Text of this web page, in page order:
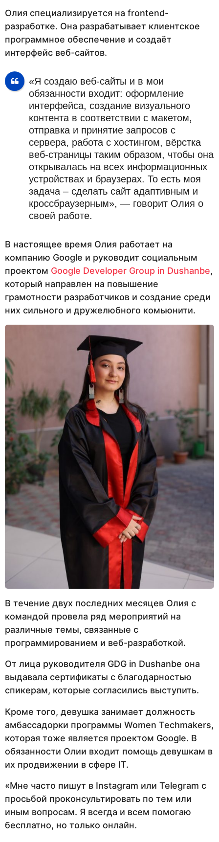
Олия специализируется на frontend-
разработке. Она разрабатывает клиентское
программное обеспечение и создаёт
интерфейс веб-сайтов.
«Я создаю веб-сайты и в мои
обязанности входит: оформление
интерфейса, создание визуального
контента в соответствии с макетом,
отправка и принятие запросов с
сервера, работа с хостингом, вёрстка
веб-страницы таким образом, чтобы она
открывалась на всех информационных
устройствах и браузерах. То есть моя
задача – сделать сайт адаптивным и
кроссбраузерным», — говорит Олия о
своей работе.
В настоящее время Олия работает на
компанию Google и руководит социальным
проектом Google Developer Group in Dushanbe,
который направлен на повышение
грамотности разработчиков и создание среди
них сильного и дружелюбного комьюнити.
В течение двух последних месяцев Олия с
командой провела ряд мероприятий на
различные темы, связанные с
программированием и веб-разработкой.
От лица руководителя GDG in Dushanbe она
выдавала сертификаты с благодарностью
спикерам, которые согласились выступить.
Кроме того, девушка занимает должность
амбассадорки программы Women Techmakers,
которая тоже является проектом Google. В
обязанности Олии входит помощь девушкам в
их продвижении в сфере IT.
«Мне часто пишут в Instagram или Telegram с
просьбой проконсультировать по тем или
иным вопросам. Я всегда и всем помогаю
бесплатно, но только онлайн.